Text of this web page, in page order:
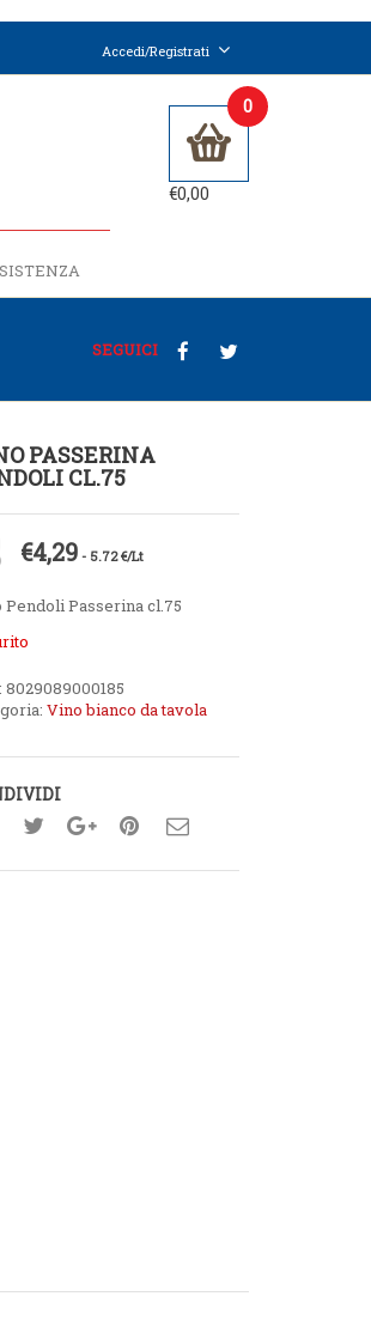
Accedi/Registrati
0
€0,00
SEGUICI
PASSERINA
CL.75
€4,29 - 5.72 €/Lt
Pendoli Passerina cl.75
8029089000185
Vino bianco da tavola